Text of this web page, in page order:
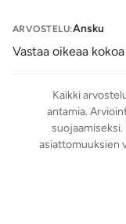
Passionin asut ovat
numeroa suurempi,
Materiaali: 75%
elastaani
Käsinpesu 30
ARVOSTELU:Ansku
Vastaa oikeaa
Kaikki
antamia.
suojaamiseksi.
asiattomuuksien